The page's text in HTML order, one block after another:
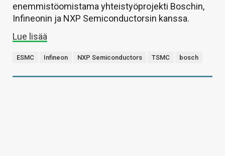
enemmistöomistama yhteistyöprojekti Boschin,
Infineonin ja NXP Semiconductorsin kanssa.
Lue lisää
ESMC Infineon NXP Semiconductors TSMC bosch